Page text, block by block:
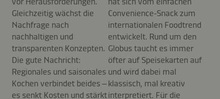
Gleichzeitig wächst die
Nachfrage nach
nachhaltigen und
transparenten Konzepten.
Die gute Nachricht:
Regionales und saisonales
Kochen verbindet beides –
es senkt Kosten und stärkt
Convenience-Snack zum
internationalen Foodtrend
entwickelt. Rund um den
Globus taucht es immer
öfter auf Speisekarten auf
und wird dabei mal
klassisch, mal kreativ
interpretiert. Für die